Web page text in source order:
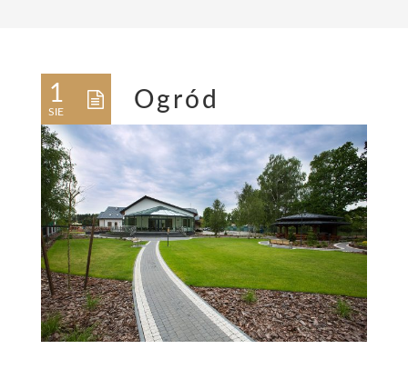
1
SIE Ogród